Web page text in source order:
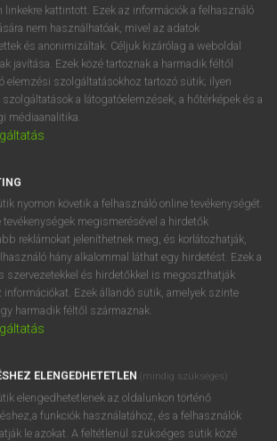
OOOOPS!
SZOTAR.NET APPLIKÁCIÓ
OFFICE BŐVÍTMÉNY
BEÉPÜLŐ SZÓTÁRMODUL
ONLINE NYELVVIZSGA
EGYÉNI FELHASZNÁLÓKNAK
TANULÓKNAK
OKTATÁSI INTÉZMÉNYEKNEK
linkekre kattintott. Ezek az információk a felhasználó
nem használhatóak, mivel az adatok
és anonimizáltak. Céljuk kizárólag a weboldal
javítása. Ezek közé tartoznak a harmadik féltől
elemzési szolgáltatásokhoz tartozó sütik; ilyen
a látogatóelemzések, a hőtérképek és a
médiaanalitika.
nyomon követik a felhasználó online tevékenységét.
tevékenységek megismerésével a hirdetők
reklámokat jeleníthetnek meg, és korlátozhatják,
hány alkalommal láthat egy hirdetést. Ezek a
szervezetekkel és hirdetőkkel is megoszthatják
információkat. Ezek állandó sütik, amelyek szinte
harmadik féltől származnak.
ELENGEDHETETLEN (mindig szükséges)
elengedhetetlenek az oldalunkon történő
funkciók használatához, és a felhasználók
le azokat. A feltétlenül szükséges sütik közé